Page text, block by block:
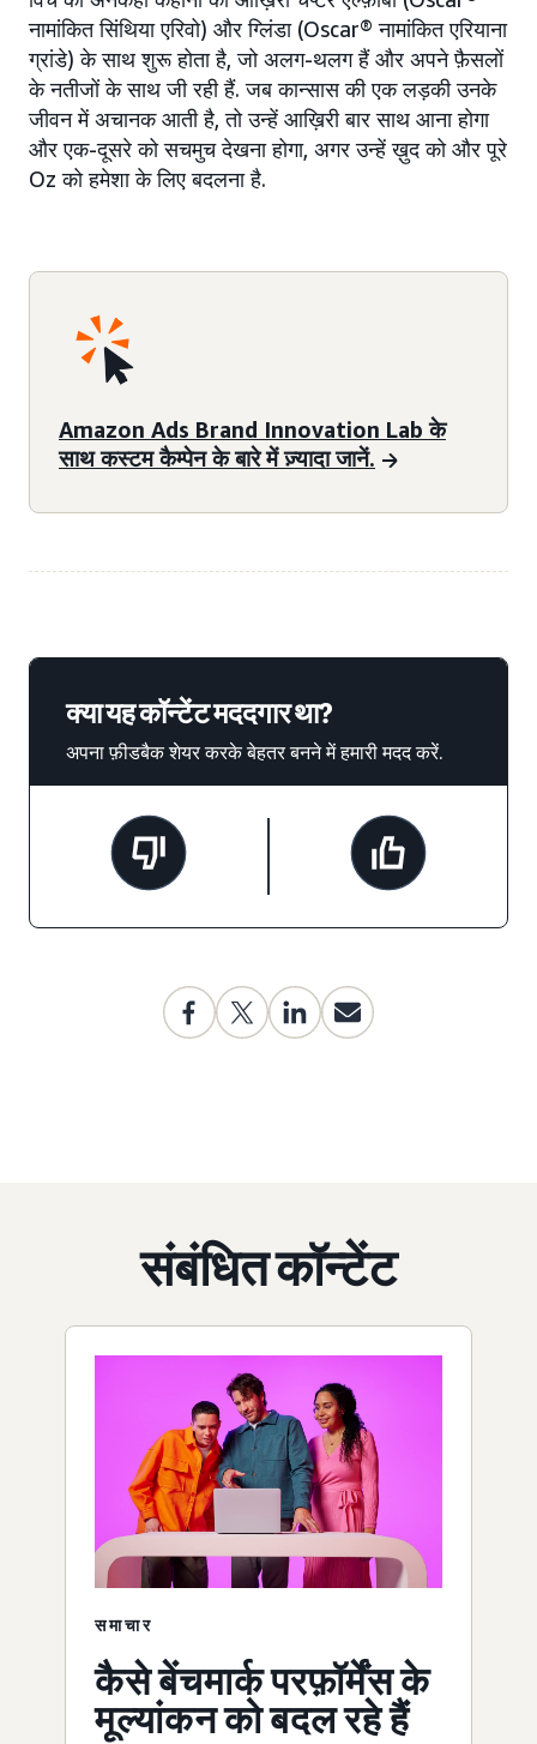
नामांकित सिंथिया एरिवो) और ग्लिंडा (Oscar® नामांकित एरियाना
ग्रांडे) के साथ शुरू होता है, जो अलग-थलग हैं और अपने फ़ैसलों
के नतीजों के साथ जी रही हैं. जब कान्सास की एक लड़की उनके
जीवन में अचानक आती है, तो उन्हें आख़िरी बार साथ आना होगा
और एक-दूसरे को सचमुच देखना होगा, अगर उन्हें ख़ुद को और पूरे
Oz को हमेशा के लिए बदलना है.
Amazon Ads Brand Innovation Lab के
साथ कस्टम कैम्पेन के बारे में ज़्यादा जानें.
क्या यह कॉन्टेंट मददगार था?
अपना फ़ीडबैक शेयर करके बेहतर बनने में हमारी मदद करें.
संबंधित कॉन्टेंट
समाचार
कैसे बेंचमार्क परफ़ॉर्मेंस के
मूल्यांकन को बदल रहे हैं